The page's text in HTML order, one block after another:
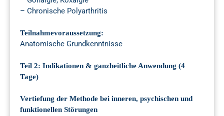
– Chronische Polyarthritis
Teilnahmevoraussetzung:
Anatomische Grundkenntnisse
Teil 2: Indikationen & ganzheitliche Anwendung (4
Tage)
Vertiefung der Methode bei inneren, psychischen und
funktionellen Störungen